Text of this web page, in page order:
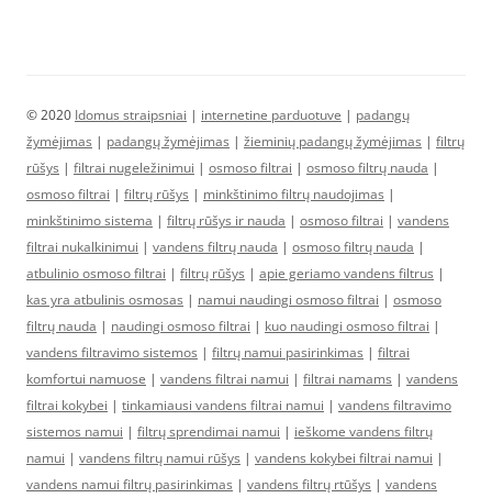
© 2020 Idomus straipsniai | internetine parduotuve | padangų
žymėjimas | padangų žymėjimas | žieminių padangų žymėjimas | filtrų
rūšys | filtrai nugeležinimui | osmoso filtrai | osmoso filtrų nauda |
osmoso filtrai | filtrų rūšys | minkštinimo filtrų naudojimas |
minkštinimo sistema | filtrų rūšys ir nauda | osmoso filtrai | vandens
filtrai nukalkinimui | vandens filtrų nauda | osmoso filtrų nauda |
atbulinio osmoso filtrai | filtrų rūšys | apie geriamo vandens filtrus |
kas yra atbulinis osmosas | namui naudingi osmoso filtrai | osmoso
filtrų nauda | naudingi osmoso filtrai | kuo naudingi osmoso filtrai |
vandens filtravimo sistemos | filtrų namui pasirinkimas | filtrai
komfortui namuose | vandens filtrai namui | filtrai namams | vandens
filtrai kokybei | tinkamiausi vandens filtrai namui | vandens filtravimo
sistemos namui | filtrų sprendimai namui | ieškome vandens filtrų
namui | vandens filtrų namui rūšys | vandens kokybei filtrai namui |
vandens namui filtrų pasirinkimas | vandens filtrų rtūšys | vandens